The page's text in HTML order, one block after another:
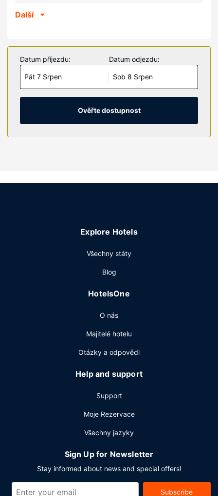
km od Alaska Powder Descents a 5 km od AljaŠská
V jednom z 72 pokojů, k jejichž vybavení patří lednička a
mikrovlnná trouba, se budete cítit jako doma. Bezdrátový
internet zdarma vám zajistí spojení se světem a LED
televize, která nabízí kabelové kanály, dobrou zábavu.
Soukromé koupelny nabízí vybavení, jehož součástí jsou
vana se sprchou, toaletní potřeby zdarma a vysoušeč
vlasů. Další užitečné vybavení a služby: vestavěný trezor
úschova zavazadel a prádelna. Hostům je zdarma
na letiště (k dispozici nonstop).
Další
Datum příjezdu:
Pát 7 Srpen
Datum odjezdu:
Sob 8 Srpen
Ověřte dostupnost
Explore Hotels
Všechny státy
Blog
HotelsOne
O nás
Majitelé hotelu
Otázky a odpovědi
Help and support
Support
Moje Rezervace
Všechny jazyky
Sign Up for Newsletter
Stay informed about news and special offers!
Subscribe